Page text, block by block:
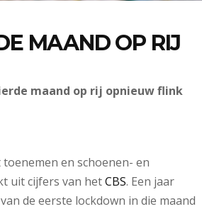
MAAND OP RIJ
maand op rij opnieuw flink
en schoenen- en
uit cijfers van hetCBS. Een jaar
de eerste lockdown in die maand